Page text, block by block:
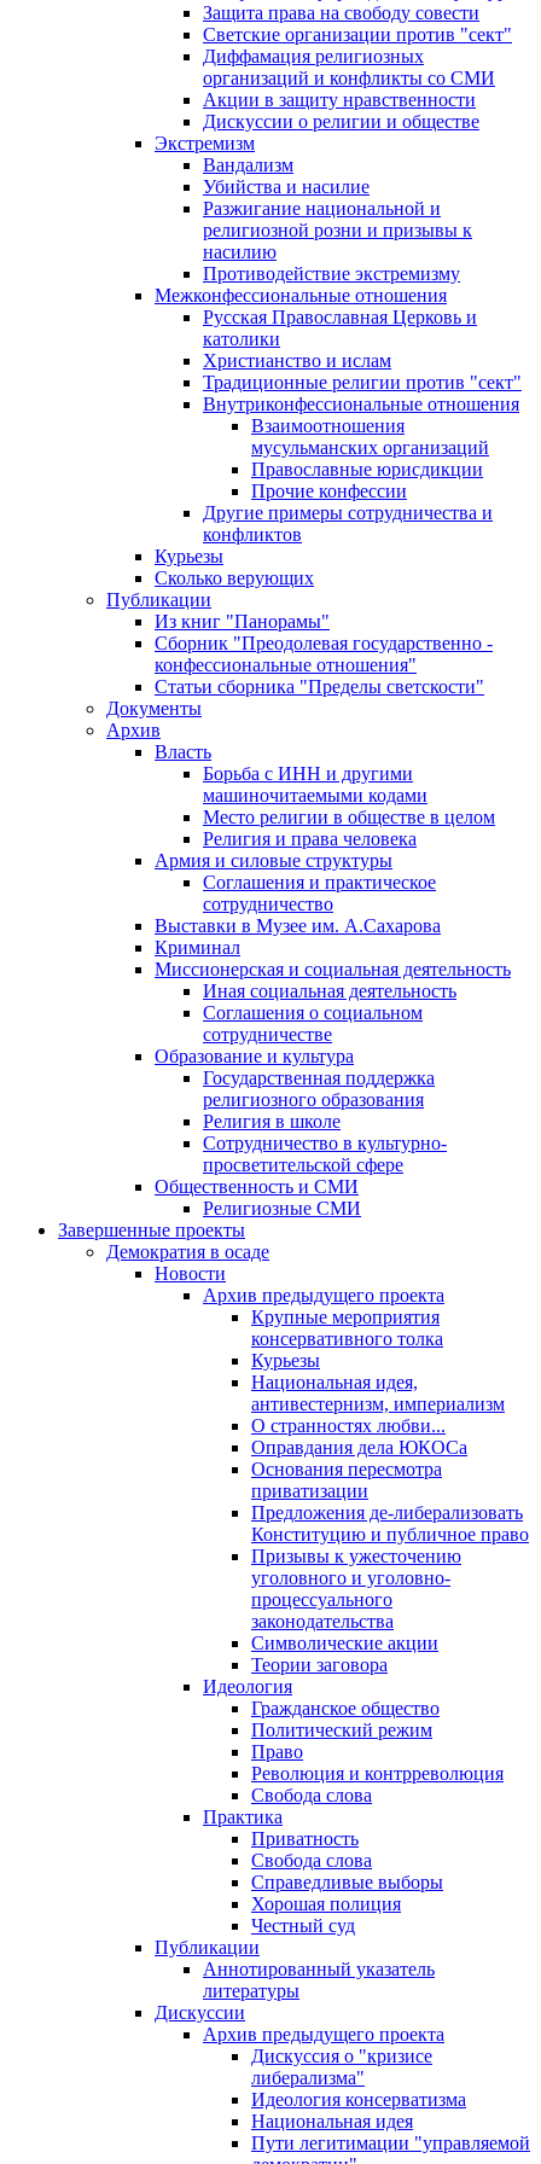
Защита права на свободу совести
Светские организации против "сект"
Диффамация религиозных
организаций и конфликты со СМИ
Акции в защиту нравственности
Дискуссии о религии и обществе
Экстремизм
Вандализм
Убийства и насилие
Разжигание национальной и
религиозной розни и призывы к
насилию
Противодействие экстремизму
Межконфессиональные отношения
Русская Православная Церковь и
католики
Христианство и ислам
Традиционные религии против "сект"
Внутриконфессиональные отношения
Взаимоотношения
мусульманских организаций
Православные юрисдикции
Прочие конфессии
Другие примеры сотрудничества и
конфликтов
Курьезы
Сколько верующих
Публикации
Из книг "Панорамы"
Сборник "Преодолевая государственно -
конфессиональные отношения"
Статьи сборника "Пределы светскости"
Документы
Архив
Власть
Борьба с ИНН и другими
машиночитаемыми кодами
Место религии в обществе в целом
Религия и права человека
Армия и силовые структуры
Соглашения и практическое
сотрудничество
Выставки в Музее им. А.Сахарова
Криминал
Миссионерская и социальная деятельность
Иная социальная деятельность
Соглашения о социальном
сотрудничестве
Образование и культура
Государственная поддержка
религиозного образования
Религия в школе
Сотрудничество в культурно-
просветительской сфере
Общественность и СМИ
Религиозные СМИ
Завершенные проекты
Демократия в осаде
Новости
Архив предыдущего проекта
Крупные мероприятия
консервативного толка
Курьезы
Национальная идея,
антивестернизм, империализм
О странностях любви...
Оправдания дела ЮКОСа
Основания пересмотра
приватизации
Предложения де-либерализовать
Конституцию и публичное право
Призывы к ужесточению
уголовного и уголовно-
процессуального
законодательства
Символические акции
Теории заговора
Идеология
Гражданское общество
Политический режим
Право
Революция и контрреволюция
Свобода слова
Практика
Приватность
Свобода слова
Справедливые выборы
Хорошая полиция
Честный суд
Публикации
Аннотированный указатель
литературы
Дискуссии
Архив предыдущего проекта
Дискуссия о "кризисе
либерализма"
Идеология консерватизма
Национальная идея
Пути легитимации "управляемой